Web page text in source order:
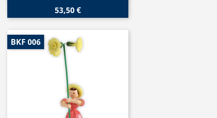
53,50 €
BKF 006